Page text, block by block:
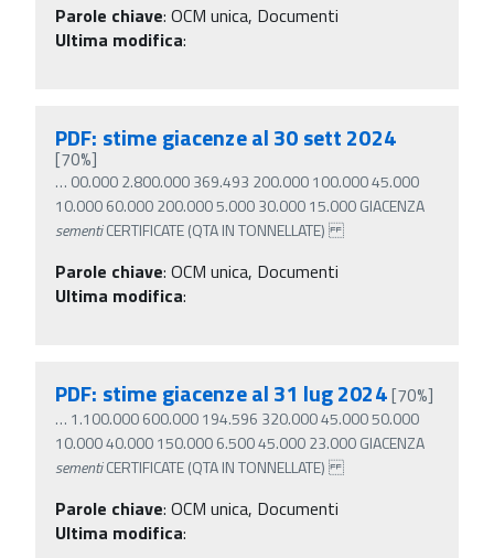
Parole chiave: OCM unica, Documenti
Ultima modifica:
PDF: stime giacenze al 30 sett 2024
[70%]
… 00.000 2.800.000 369.493 200.000 100.000 45.000
10.000 60.000 200.000 5.000 30.000 15.000 GIACENZA
sementiCERTIFICATE (QTA IN TONNELLATE)
Parole chiave: OCM unica, Documenti
Ultima modifica:
PDF: stime giacenze al 31 lug 2024[70%]
… 1.100.000 600.000 194.596 320.000 45.000 50.000
10.000 40.000 150.000 6.500 45.000 23.000 GIACENZA
sementiCERTIFICATE (QTA IN TONNELLATE)
Parole chiave: OCM unica, Documenti
Ultima modifica: